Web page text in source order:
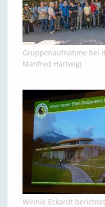
Gruppenaufnahme bei
Manfred Hartwig)
Winnie Eckardt